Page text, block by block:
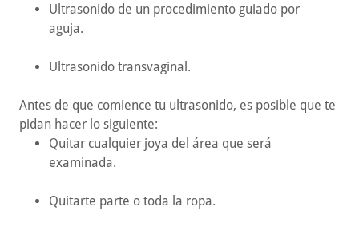
Ultrasonido de un procedimiento guiado por
aguja.
Ultrasonido transvaginal.
Antes de que comience tu ultrasonido, es posible que te
pidan hacer lo siguiente:
Quitar cualquier joya del área que será
examinada.
Quitarte parte o toda la ropa.